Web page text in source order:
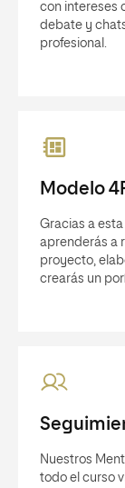
con intereses
debate y
profesional.
Modelo
Gracias a
aprenderás a
proyecto,
crearás un
Nuestros
todo el curso